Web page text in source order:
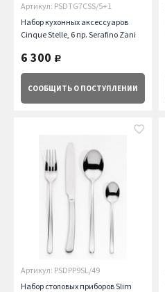
Артикул: PSDTG7CSS/5+1
Набор кухонных аксессуаров
Cinque Stelle, 6 пр. Serafino Zani
6 300 руб.
СООБЩИТЬ О ПОСТУПЛЕНИИ
Артикул: PSDPP9SL/49
Набор столовых приборов Slim